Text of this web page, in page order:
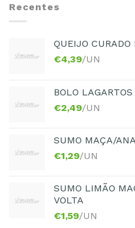
Recentes
QUEIJO CURADO
€4,39/UN
BOLO
€2,49/UN
SUMO MAÇA/
€1,29/UN
SUMO LIMÃO
VOLTA
€1,59/UN